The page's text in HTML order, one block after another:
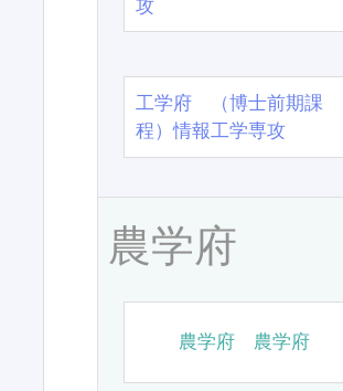
攻
工学府 （博士前期課
程）情報工学専攻
農学府
農学府 農学府